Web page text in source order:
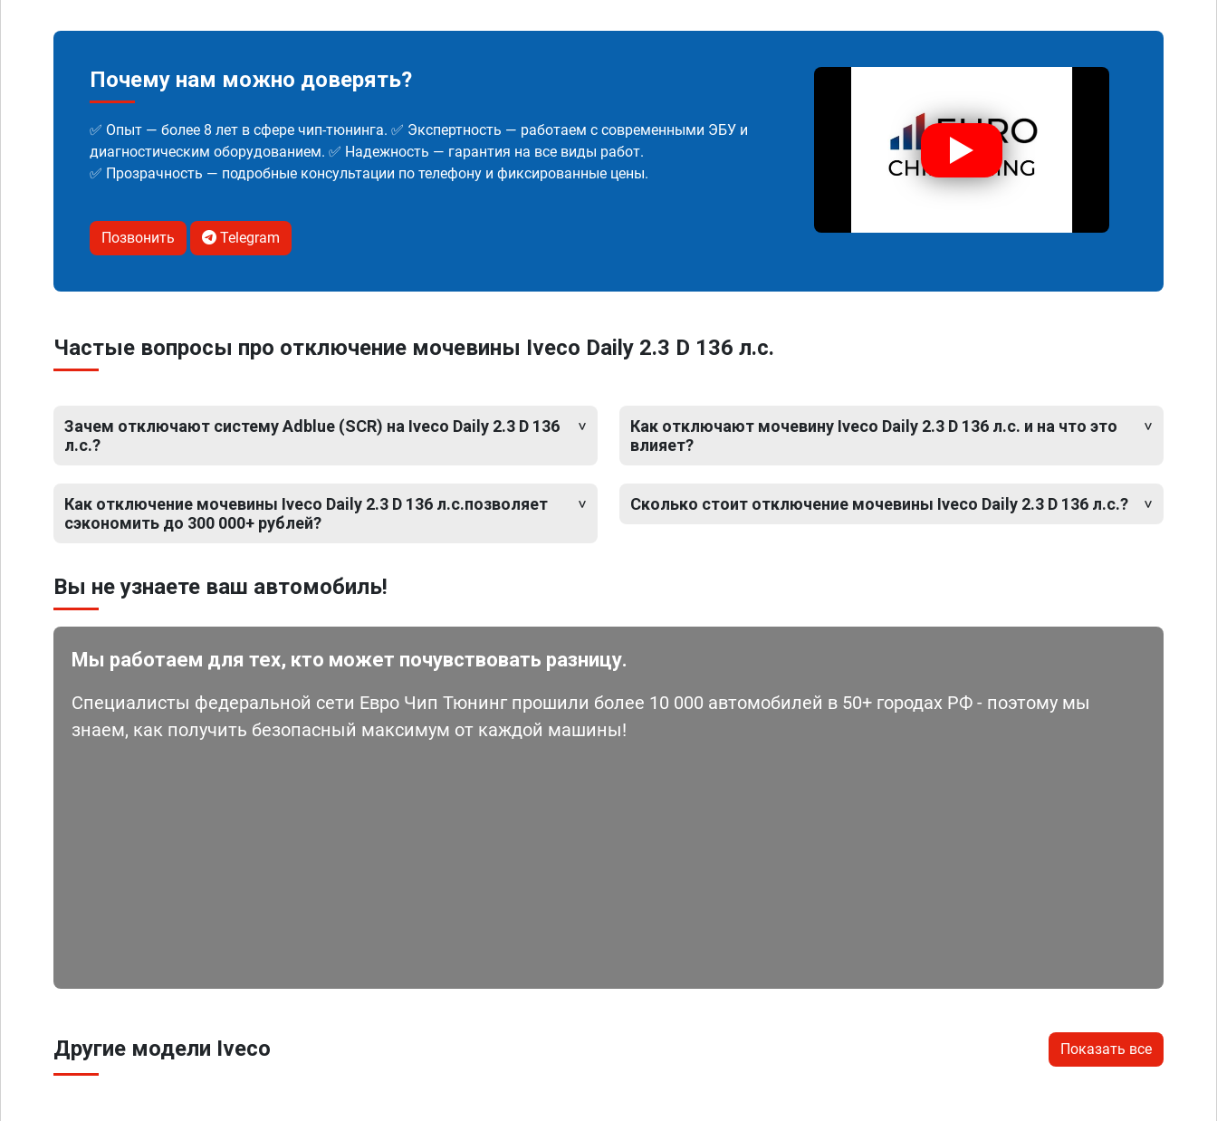
Почему нам можно доверять?
✅ Опыт — более 8 лет в сфере чип-тюнинга. ✅ Экспертность — работаем с современными ЭБУ и
диагностическим оборудованием. ✅ Надежность — гарантия на все виды работ.
✅ Прозрачность — подробные консультации по телефону и фиксированные цены.
Позвонить Telegram
Частые вопросы про отключение мочевины Iveco Daily 2.3 D 136 л.с.
Зачем отключают систему Adblue (SCR) на Iveco Daily 2.3 D 136
л.с.?
Как отключение мочевины Iveco Daily 2.3 D 136 л.с.позволяет
сэкономить до 300 000+ рублей?
Как отключают мочевину Iveco Daily 2.3 D 136 л.с. и на что это
влияет?
Сколько стоит отключение мочевины Iveco Daily 2.3 D 136 л.с.?
Вы не узнаете ваш автомобиль!
Мы работаем для тех, кто может почувствовать разницу.
Специалисты федеральной сети Евро Чип Тюнинг прошили более 10 000 автомобилей в 50+ городах РФ - поэтому мы
знаем, как получить безопасный максимум от каждой машины!
Другие модели Iveco Показать все